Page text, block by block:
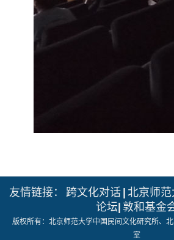
友情链接： 跨文化对话 | 北京师
论坛| 敦和基金
版权所有：北京师范大学中国民间文化研究所、
室